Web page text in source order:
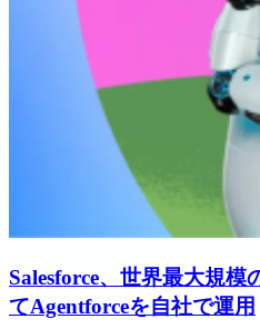
Salesforce、世界最大規
てAgentforceを自社で運用